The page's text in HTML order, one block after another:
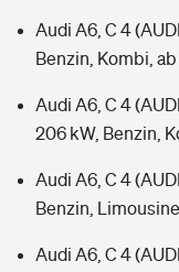
Audi A6, C 4
Benzin, Kombi, ab
Audi A6, C 4
206 kW, Benzin,
Audi A6, C 4
Benzin,
Audi A6, C 4